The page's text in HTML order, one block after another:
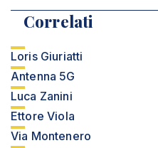
Correlati
Loris Giuriatti
Antenna 5G
Luca Zanini
Ettore Viola
Via Montenero